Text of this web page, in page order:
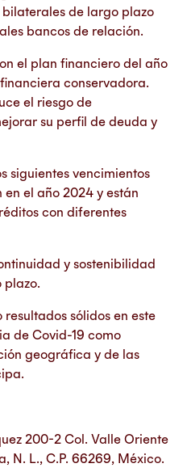
de largo plazo
bancos de relación.
el plan financiero del año
conservadora.
el riesgo de
su perfil de deuda y
siguientes vencimientos
el año 2024 y están
con diferentes
y sostenibilidad
sólidos en este
de Covid-19 como
geográfica y de las
200-2 Col. Valle Oriente
N. L., C.P. 66269, México.